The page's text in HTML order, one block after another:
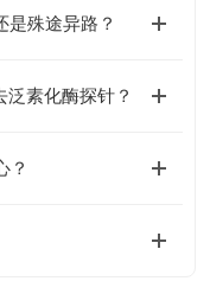
是殊途异路？
素化酶探针？
？